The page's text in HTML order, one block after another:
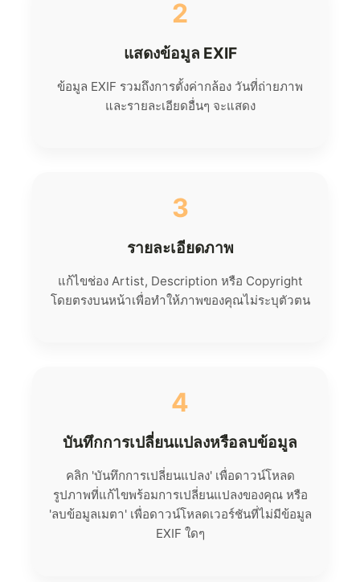
2
แสดงข้อมูล EXIF
ข้อมูล EXIF รวมถึงการตั้งค่ากล้อง วันที่ถ่ายภาพ
และรายละเอียดอื่นๆ จะแสดง
3
รายละเอียดภาพ
แก้ไขช่อง Artist, Description หรือ Copyright
โดยตรงบนหน้าเพื่อทำให้ภาพของคุณไม่ระบุตัวตน
4
บันทึกการเปลี่ยนแปลงหรือลบข้อมูล
คลิก 'บันทึกการเปลี่ยนแปลง' เพื่อดาวน์โหลด
รูปภาพที่แก้ไขพร้อมการเปลี่ยนแปลงของคุณ หรือ
'ลบข้อมูลเมตา' เพื่อดาวน์โหลดเวอร์ชันที่ไม่มีข้อมูล
EXIF ใดๆ